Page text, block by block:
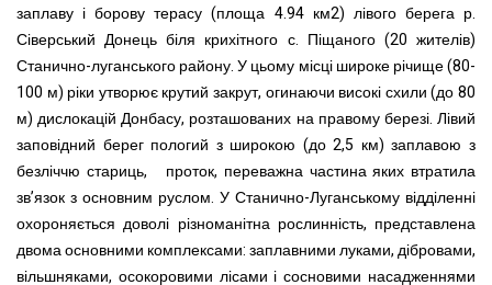
заплаву і борову терасу (площа 4.94 км2) лівого берега р.
Сіверський Донець біля крихітного с. Піщаного (20 жителів)
Станично-луганського району. У цьому місці широке річище (80-
100 м) ріки утворює крутий закрут, огинаючи високі схили (до 80
м) дислокацій Донбасу, розташованих на правому березі. Лівий
заповідний берег пологий з широкою (до 2,5 км) заплавою з
безліччю стариць, проток, переважна частина яких втратила
зв’язок з основним руслом. У Станично-Луганському відділенні
охороняється доволі різноманітна рослинність, представлена
двома основними комплексами: заплавними луками, дібровами,
вільшняками, осокоровими лісами і сосновими насадженнями